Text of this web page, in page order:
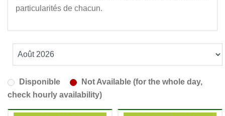
particularités de chacun.
Disponible
Not Available (for the whole day,
check hourly availability)